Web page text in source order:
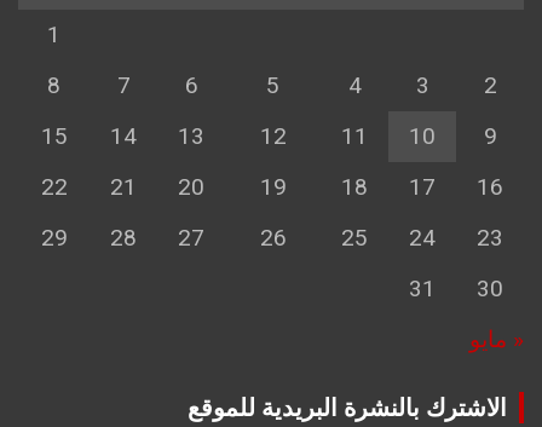
1
2
3
4
5
6
7
8
9
10
11
12
13
14
15
16
17
18
19
20
21
22
23
24
25
26
27
28
29
30
31
« مايو
الاشترك بالنشرة البريدية للموقع